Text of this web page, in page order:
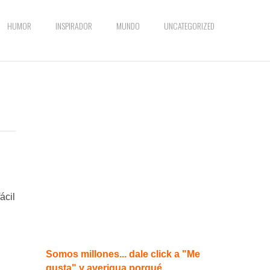
HUMOR INSPIRADOR MUNDO UNCATEGORIZED
Somos millones... dale click a "Me
gusta" y averigua porqué